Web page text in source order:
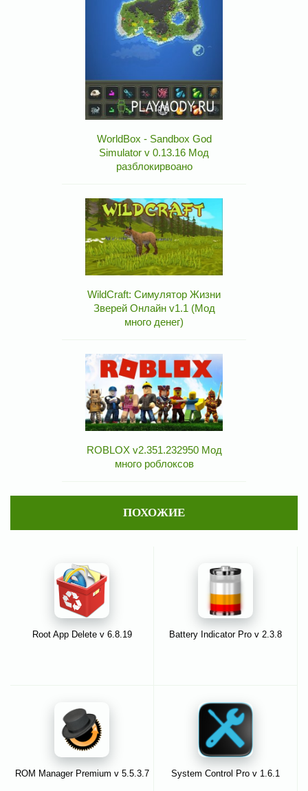
WorldBox - Sandbox God
Simulator v 0.13.16 Мод
разблокирвоано
WildCraft: Симулятор Жизни
Зверей Онлайн v1.1 (Мод
много денег)
ROBLOX v2.351.232950 Мод
много роблоксов
ПОХОЖИЕ
Root App Delete v 6.8.19 Battery Indicator Pro v 2.3.8
ROM Manager Premium v 5.5.3.7 System Control Pro v 1.6.1